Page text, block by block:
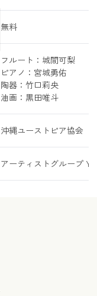
無料
フルート：城間可梨
ピアノ：宮城勇佑
陶器：竹口莉央
油画：黒田唯斗
沖縄ユーストピア協会
アーティストグループ